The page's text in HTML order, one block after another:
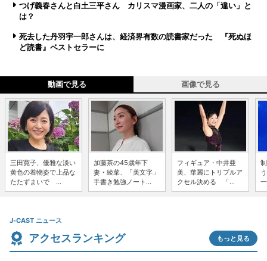
つげ義春さんと白土三平さん カリスマ漫画家、二人の「違い」と
は？
死去した丹羽宇一郎さんは、経済界有数の読書家だった 『死ぬほ
ど読書』ベストセラーに
動画で見る 画像で見る
三田寛子、優雅な淡い
黄色の着物姿で上品な
たたずまいで ...
加藤茶の45歳年下
妻・綾菜、「美文字」
手書き勉強ノート...
フィギュア・中井亜
美、華麗にトリプルア
クセル決める 「...
J-CAST ニュース
アクセスランキング もっと見る